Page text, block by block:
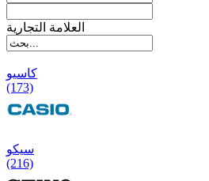
العلامة التجارية
کاسیو
(173)
سیکو
(216)